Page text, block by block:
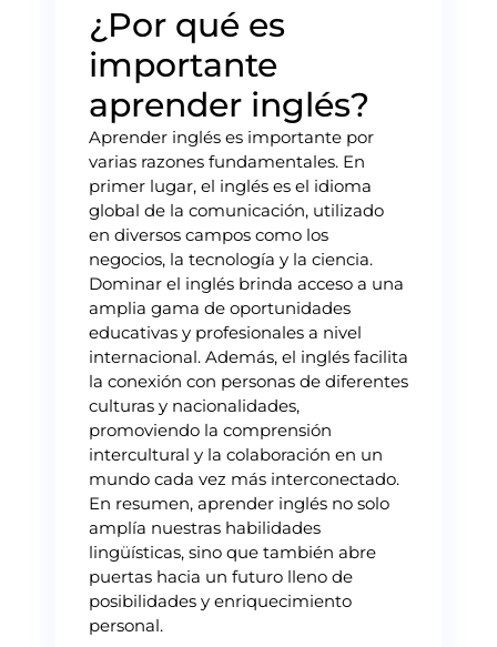
¿Por qué es
importante
aprender inglés?
Aprender inglés es importante por
varias razones fundamentales. En
primer lugar, el inglés es el idioma
global de la comunicación, utilizado
en diversos campos como los
negocios, la tecnología y la ciencia.
Dominar el inglés brinda acceso a una
amplia gama de oportunidades
educativas y profesionales a nivel
internacional. Además, el inglés facilita
la conexión con personas de diferentes
culturas y nacionalidades,
promoviendo la comprensión
intercultural y la colaboración en un
mundo cada vez más interconectado.
En resumen, aprender inglés no solo
amplía nuestras habilidades
lingüísticas, sino que también abre
puertas hacia un futuro lleno de
posibilidades y enriquecimiento
personal.